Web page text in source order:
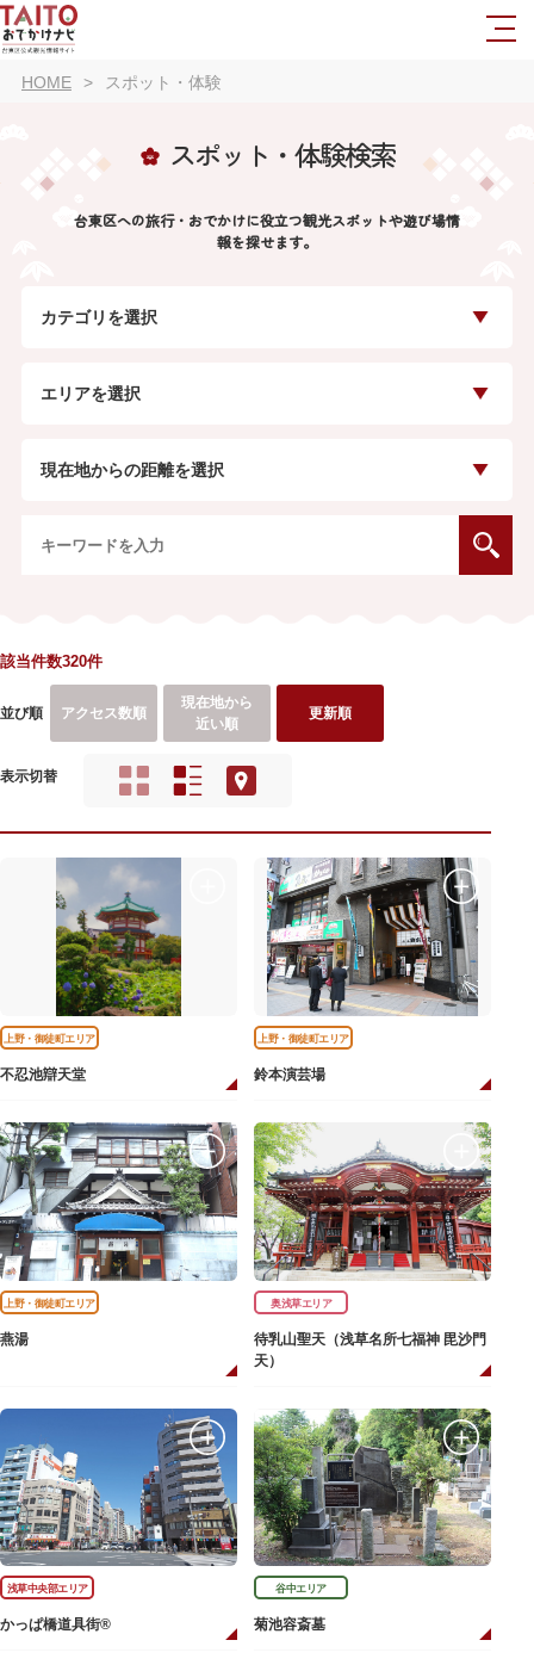
HOME スポット・体験
スポット・体験検索
台東区への旅行・おでかけに役立つ観光スポットや遊び場情
報を探せます。
カテゴリを選択
エリアを選択
現在地からの距離を選択
該当件数320件
並び順 アクセス数順
現在地から
近い順
更新順
表示切替
上野・御徒町エリア
不忍池辯天堂
上野・御徒町エリア
鈴本演芸場
上野・御徒町エリア
燕湯
奥浅草エリア
待乳山聖天（浅草名所七福神 毘沙門
天）
浅草中央部エリア
かっぱ橋道具街®
谷中エリア
菊池容斎墓